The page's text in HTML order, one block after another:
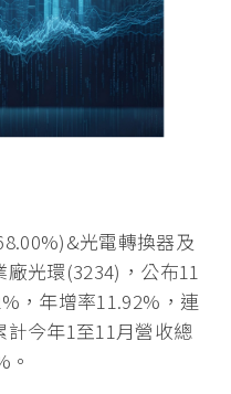
光電轉換器及
光環(3234)，公布11
，年增率11.92%，連
今年1至11月營收總